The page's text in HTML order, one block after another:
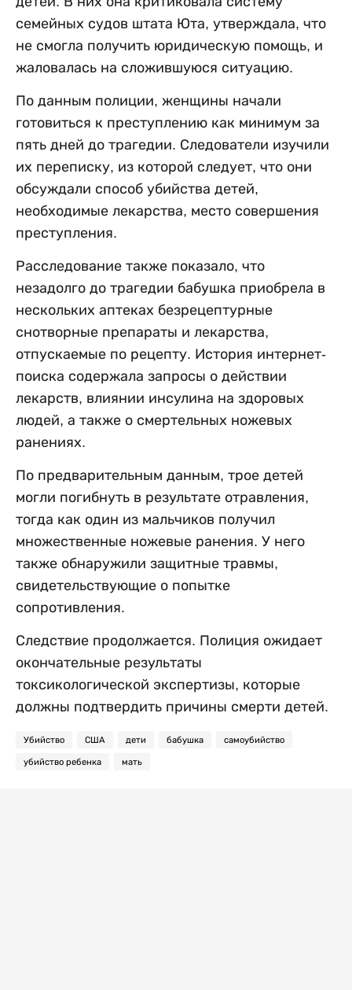
семейных судов штата Юта, утверждала, что
не смогла получить юридическую помощь, и
жаловалась на сложившуюся ситуацию.
По данным полиции, женщины начали
готовиться к преступлению как минимум за
пять дней до трагедии. Следователи изучили
их переписку, из которой следует, что они
обсуждали способ убийства детей,
необходимые лекарства, место совершения
преступления.
Расследование также показало, что
незадолго до трагедии бабушка приобрела в
нескольких аптеках безрецептурные
снотворные препараты и лекарства,
отпускаемые по рецепту. История интернет-
поиска содержала запросы о действии
лекарств, влиянии инсулина на здоровых
людей, а также о смертельных ножевых
ранениях.
По предварительным данным, трое детей
могли погибнуть в результате отравления,
тогда как один из мальчиков получил
множественные ножевые ранения. У него
также обнаружили защитные травмы,
свидетельствующие о попытке
сопротивления.
Следствие продолжается. Полиция ожидает
окончательные результаты
токсикологической экспертизы, которые
должны подтвердить причины смерти детей.
Убийство США дети бабушка самоубийство
убийство ребенка мать